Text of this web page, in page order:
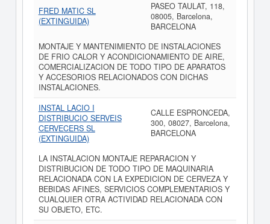
FRED MATIC SL
(EXTINGUIDA)
PASEO TAULAT, 118,
08005, Barcelona,
BARCELONA
MONTAJE Y MANTENIMIENTO DE INSTALACIONES
DE FRIO CALOR Y ACONDICIONAMIENTO DE AIRE,
COMERCIALIZACION DE TODO TIPO DE APARATOS
Y ACCESORIOS RELACIONADOS CON DICHAS
INSTALACIONES.
INSTAL LACIO I
DISTRIBUCIO SERVEIS
CERVECERS SL
(EXTINGUIDA)
CALLE ESPRONCEDA,
300, 08027, Barcelona,
BARCELONA
LA INSTALACION MONTAJE REPARACION Y
DISTRIBUCION DE TODO TIPO DE MAQUINARIA
RELACIONADA CON LA EXPEDICION DE CERVEZA Y
BEBIDAS AFINES, SERVICIOS COMPLEMENTARIOS Y
CUALQUIER OTRA ACTIVIDAD RELACIONADA CON
SU OBJETO, ETC.